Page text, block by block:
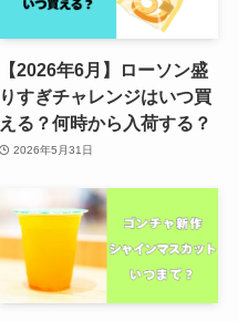
【2026年6月】ローソン盛
りすぎチャレンジはいつ買
える？何時から入荷する？
2026年5月31日